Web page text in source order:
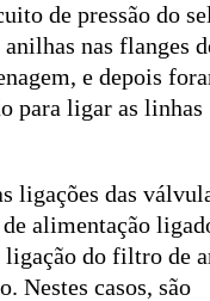
de pressão do
nas flanges
e depois
para ligar as linhas
ligações das
alimentação
do filtro de
Nestes casos, são